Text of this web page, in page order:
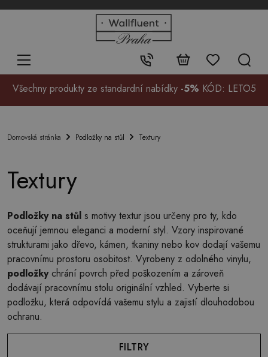
Kontakt:
+48
99
Všechny produkty ze standardní nabídky -5% KÓD: LETO5
Domovská stránka Podložky na stůl Textury
Textury
Podložky na stůl s motivy textur jsou určeny pro ty, kdo
oceňují jemnou eleganci a moderní styl. Vzory inspirované
strukturami jako dřevo, kámen, tkaniny nebo kov dodají vašemu
pracovnímu prostoru osobitost. Vyrobeny z odolného vinylu,
podložkychrání povrch před poškozením a zároveň
dodávají pracovnímu stolu originální vzhled. Vyberte si
podložku, která odpovídá vašemu stylu a zajistí dlouhodobou
ochranu.
FILTRY